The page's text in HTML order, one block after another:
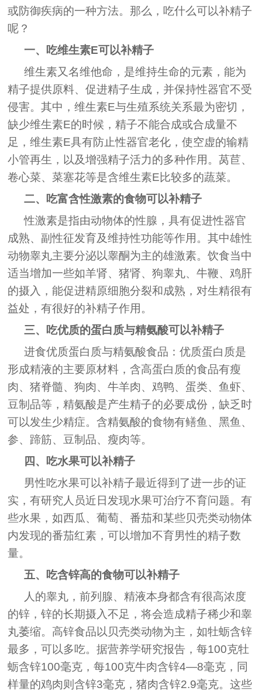
或防御疾病的一种方法。那么，吃什么可以补精子
呢？
一、吃维生素E可以补精子
维生素又名维他命，是维持生命的元素，能为
精子提供原料、促进精子生成，并保持性器官不受
侵害。其中，维生素E与生殖系统关系最为密切，
缺少维生素E的时候，精子不能合成或合成量不
足，维生素E具有防止性器官老化，使空虚的输精
小管再生，以及增强精子活力的多种作用。莴苣、
卷心菜、菜塞花等是含维生素E比较多的蔬菜。
二、吃富含性激素的食物可以补精子
性激素是指由动物体的性腺，具有促进性器官
成熟、副性征发育及维持性功能等作用。其中雄性
动物睾丸主要分泌以睾酮为主的雄激素。饮食当中
适当增加一些如羊肾、猪肾、狗睾丸、牛鞭、鸡肝
的摄入，能促进精原细胞分裂和成熟，对生精很有
益处，有很好的补精子作用。
三、吃优质的蛋白质与精氨酸可以补精子
进食优质蛋白质与精氨酸食品：优质蛋白质是
形成精液的主要原材料，含高蛋白质的食品有瘦
肉、猪脊髓、狗肉、牛羊肉、鸡鸭、蛋类、鱼虾、
豆制品等，精氨酸是产生精子的必要成份，缺乏时
可以发生少精症。含精氨酸的食物有鳝鱼、黑鱼、
参、蹄筋、豆制品、瘦肉等。
四、吃水果可以补精子
男性吃水果可以补精子最近得到了进一步的证
实，有研究人员近日发现水果可治疗不育问题。有
些水果，如西瓜、葡萄、番茄和某些贝壳类动物体
内发现的番茄红素，可以增加不育男性的精子数
量。
五、吃含锌高的食物可以补精子
人的睾丸，前列腺、精液本身都含有很高浓度
的锌，锌的长期摄入不足，将会造成精子稀少和睾
丸萎缩。高锌食品以贝壳类动物为主，如牡蛎含锌
最多，可以多吃。据营养学研究报告，每100克牡
蛎含锌100毫克，每100克牛肉含锌4—8毫克，同
样量的鸡肉则含锌3毫克，猪肉含锌2.9毫克。这些